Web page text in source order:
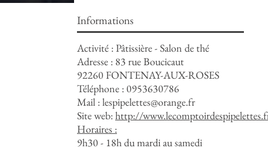
Informations
Activité : Pâtissière - Salon de thé
Adresse : 83 rue Boucicaut
92260 FONTENAY-AUX-ROSES
Téléphone : 0953630786
Mail :lespipelettes@orange.fr
Site web:http://
Horaires :
9h30 - 18h du mardi au samedi